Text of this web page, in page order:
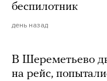
беспилотник
день назад
В Шереметьево
на рейс,